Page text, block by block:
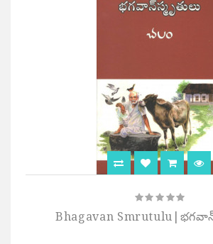
Bhagavan Smrutulu|భగవాన్